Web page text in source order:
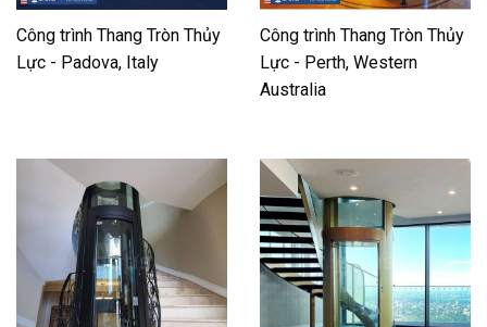
Công trình Thang Tròn Thủy
Lực - Padova, Italy
Công trình Thang Tròn Thủy
Lực - Perth, Western
Australia